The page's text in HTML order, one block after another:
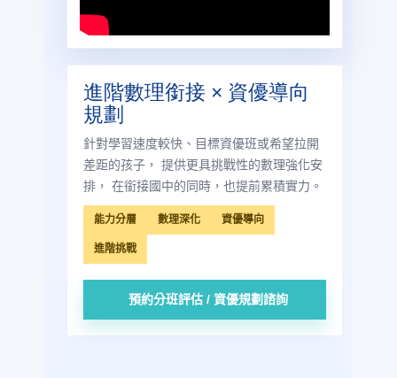
進階數理銜接 × 資優導向
規劃
針對學習速度較快、目標資優班或希望拉開
差距的孩子， 提供更具挑戰性的數理強化安
排， 在銜接國中的同時，也提前累積實力。
能力分層 數理深化 資優導向
進階挑戰
預約分班評估 / 資優規劃諮詢